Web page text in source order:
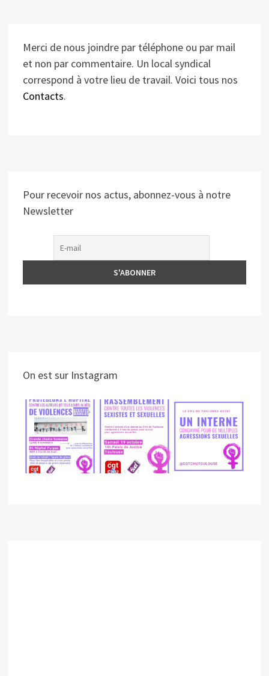
Merci de nous joindre par téléphone ou par mail
et non par commentaire. Un local syndical
correspond à votre lieu de travail. Voici tous nos
Contacts.
Pour recevoir nos actus, abonnez-vous à notre
Newsletter
On est sur Instagram